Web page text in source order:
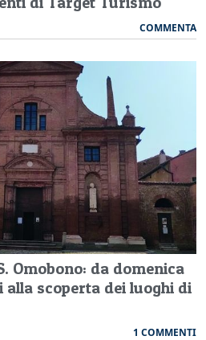
COMMENTA
Omobono: da domenica
scoperta dei luoghi di
1 COMMENTI